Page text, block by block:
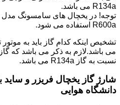
R134a می باشد.
توجه! در یخچال های سامسونگ مدل
R600a استفاده می شود.
تشخیص اینکه کدام گاز باید به
نسبت به گاز R134a می باشد.
شارژ گاز یخچال فریزر و
دانشگاه هوایی